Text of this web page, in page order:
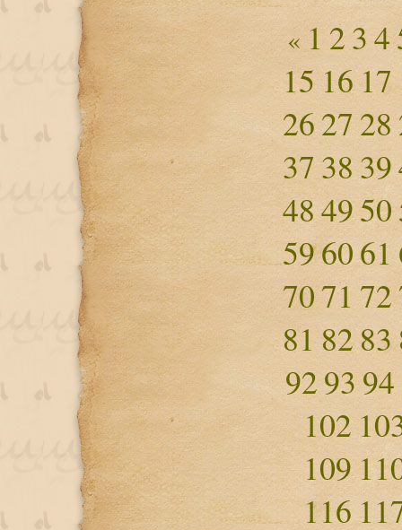
« 1 234
15 16 17
2627 28
37 38 39
484950
596061
7071 72
81 82 83
9293 94
102
109
116